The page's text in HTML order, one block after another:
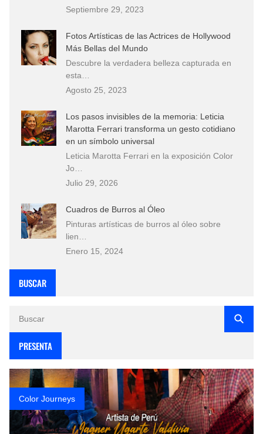
Septiembre 29, 2023
Fotos Artísticas de las Actrices de Hollywood
Más Bellas del Mundo
Descubre la verdadera belleza capturada en
esta…
Agosto 25, 2023
Los pasos invisibles de la memoria: Leticia
Marotta Ferrari transforma un gesto cotidiano
en un símbolo universal
Leticia Marotta Ferrari en la exposición Color
Jo…
Julio 29, 2026
Cuadros de Burros al Óleo
Pinturas artísticas de burros al óleo sobre
lien…
Enero 15, 2024
BUSCAR
PRESENTA
Color Journeys